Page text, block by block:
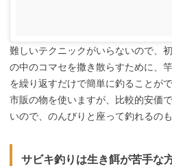
難しいテクニックがいらないので、
の中のコマセを撒き散らすために、
を繰り返すだけで簡単に釣ることが
市販の物を使いますが、比較的安価
いので、のんびりと座って釣れるの
サビキ釣りは生き餌が苦手な